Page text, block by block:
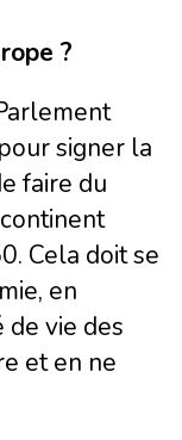
?
signer la
faire du
Cela doit se
en
vie des
et en ne